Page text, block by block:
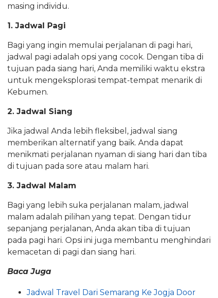
masing individu.
1. Jadwal Pagi
Bagi yang ingin memulai perjalanan di pagi hari,
jadwal pagi adalah opsi yang cocok. Dengan tiba di
tujuan pada siang hari, Anda memiliki waktu ekstra
untuk mengeksplorasi tempat-tempat menarik di
Kebumen.
2. Jadwal Siang
Jika jadwal Anda lebih fleksibel, jadwal siang
memberikan alternatif yang baik. Anda dapat
menikmati perjalanan nyaman di siang hari dan tiba
di tujuan pada sore atau malam hari.
3. Jadwal Malam
Bagi yang lebih suka perjalanan malam, jadwal
malam adalah pilihan yang tepat. Dengan tidur
sepanjang perjalanan, Anda akan tiba di tujuan
pada pagi hari. Opsi ini juga membantu menghindari
kemacetan di pagi dan siang hari.
Baca Juga
Jadwal Travel Dari Semarang Ke Jogja Door